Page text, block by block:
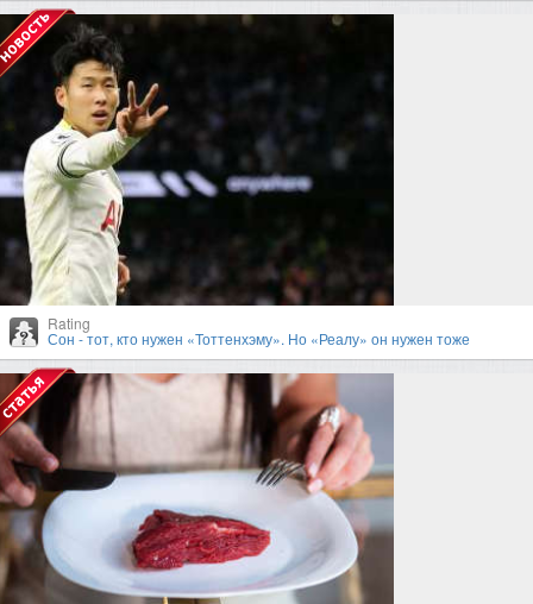
Rating
Сон - тот, кто нужен «Тоттенхэму». Но «Реалу» он нужен тоже